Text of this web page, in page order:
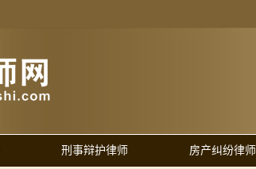
刑事辩护律师 房产纠纷律师